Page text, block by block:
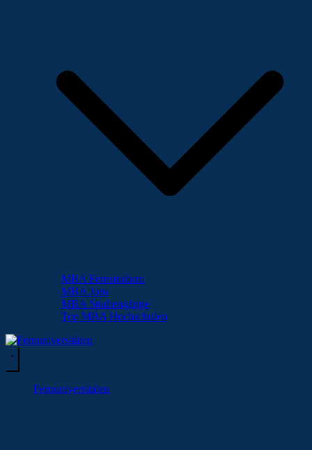
MBA Fernstudium
MBA Jobs
MBA Studiengänge
Top MBA Hochschulen
Fernuniversitäten